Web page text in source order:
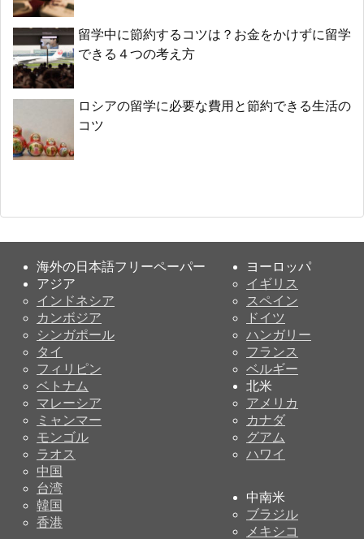
留学中に節約するコツは？お金をかけずに留学
できる４つの考え方
ロシアの留学に必要な費用と節約できる生活の
コツ
海外の日本語フリーペーパー
アジア
インドネシア
カンボジア
シンガポール
タイ
フィリピン
ベトナム
マレーシア
ミャンマー
モンゴル
ラオス
中国
台湾
韓国
香港
ヨーロッパ
イギリス
スペイン
ドイツ
ハンガリー
フランス
ベルギー
北米
アメリカ
カナダ
グアム
ハワイ
中南米
ブラジル
メキシコ